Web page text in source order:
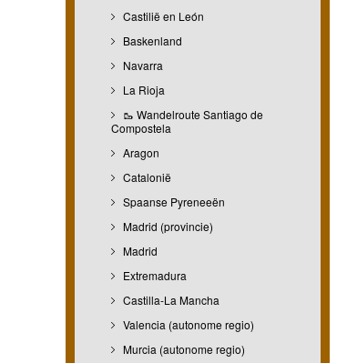
Castilië en León
Baskenland
Navarra
La Rioja
🥾 Wandelroute Santiago de
Compostela
Aragon
Catalonië
Spaanse Pyreneeën
Madrid (provincie)
Madrid
Extremadura
Castilla-La Mancha
Valencia (autonome regio)
Murcia (autonome regio)